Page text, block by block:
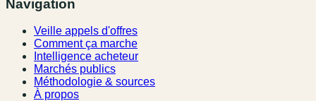
Navigation
Veille appels d'offres
Comment ça marche
Intelligence acheteur
Marchés publics
Méthodologie & sources
À propos